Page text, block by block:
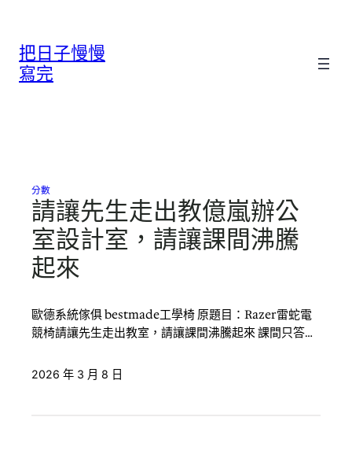
把日子慢慢
寫完
分數
請讓先生走出教億嵐辦公
室設計室，請讓課間沸騰
起來
歐德系統傢俱 bestmade工學椅 原題目：Razer雷蛇電
競椅請讓先生走出教室，請讓課間沸騰起來 課間只答…
2026 年 3 月 8 日